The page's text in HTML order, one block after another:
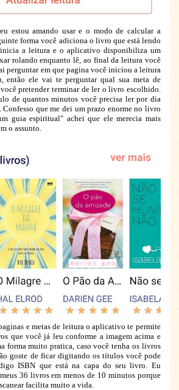
estou amando usar e o modo de calcular a
forma você adiciona o livro que está lendo
a leitura e o aplicativo disponibiliza um
rolando enquanto lê, ao final da leitura você
perguntar em que pagina você iniciou a leitura
então ele vai te perguntar qual sua meta de
pretender terminar de ler o livro escolhido.
de quantos minutos você precisa ler por dia
que me dei um prazo enorme no livro
guia espiritual" achei que ele merecia mais
o assunto.
e metas de leitura o aplicativo te permite
que você já leu conforme a imagem acima e
forma muito pratica, caso você tenha os livros
goste de ficar digitando os títulos você pode
ISBN que está na capa do seu livro. Eu
36 livros em menos de 10 minutos porque
facilita muito a vida.